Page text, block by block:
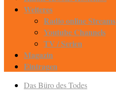
Weiteres
Radio online Streams
Youtube Channels
TV / Serien
Magazin
Eintragen
Das Büro des Todes